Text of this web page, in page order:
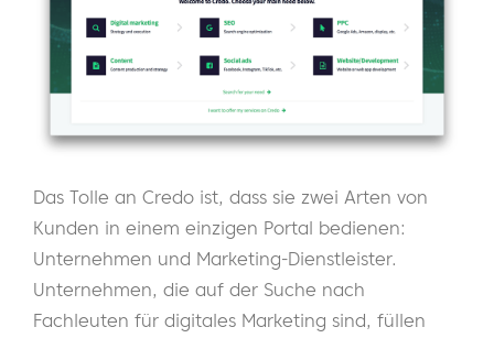
Das Tolle an Credo ist, dass sie zwei Arten von
Kunden in einem einzigen Portal bedienen:
Unternehmen und Marketing-Dienstleister.
Unternehmen, die auf der Suche nach
Fachleuten für digitales Marketing sind, füllen